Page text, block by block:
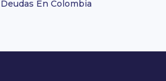
Deudas En Colombia